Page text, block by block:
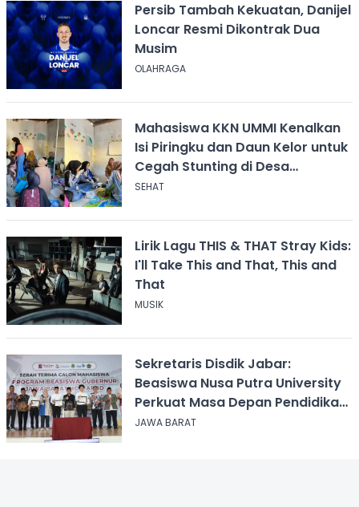
Persib Tambah Kekuatan, Danijel
Loncar Resmi Dikontrak Dua
Musim
OLAHRAGA
Mahasiswa KKN UMMI Kenalkan
Isi Piringku dan Daun Kelor untuk
Cegah Stunting di Desa
Calingcing
SEHAT
Lirik Lagu THIS & THAT Stray Kids:
I'll Take This and That, This and
That
MUSIK
Sekretaris Disdik Jabar:
Beasiswa Nusa Putra University
Perkuat Masa Depan Pendidikan
Jawa Barat
JAWA BARAT